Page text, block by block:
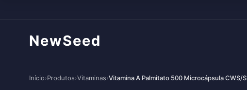
NewSeed
Início›Produtos›Vitaminas›Vitamina A Palmitato 500 Microcápsula CWS/S